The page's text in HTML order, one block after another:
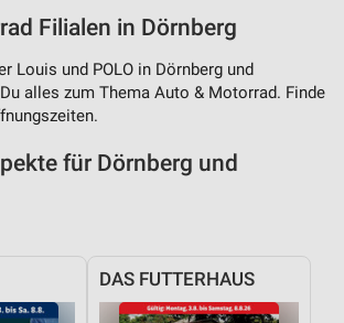
Filialen in Dörnberg
Louis und POLO in Dörnberg und
alles zum Thema Auto & Motorrad. Finde
für Dörnberg und
DAS FUTTERHAUS